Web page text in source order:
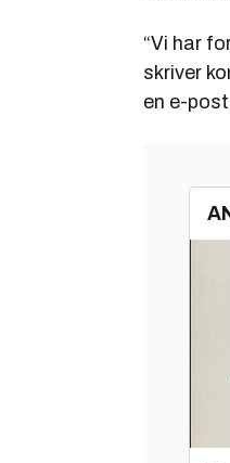
“Vi har
skriver
en e-